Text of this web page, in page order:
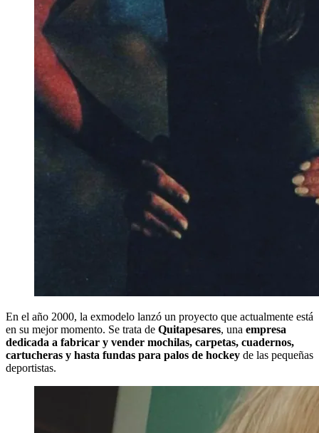
En el año 2000, la exmodelo lanzó un proyecto que actualmente está
en su mejor momento. Se trata de Quitapesares, una empresa
dedicada a fabricar y vender mochilas, carpetas, cuadernos,
cartucheras y hasta fundas para palos de hockey de las pequeñas
deportistas.